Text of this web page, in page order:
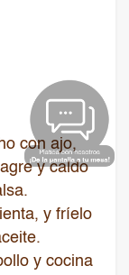
con ajo,
y caldo
y fríelo
y cocina